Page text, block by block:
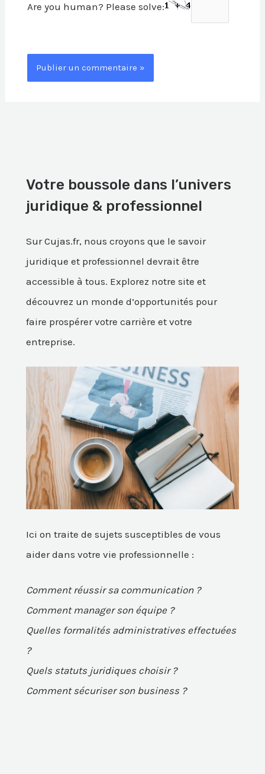
Are you human? Please solve:
Votre boussole dans l’univers
juridique & professionnel
Sur Cujas.fr, nous croyons que le savoir
juridique et professionnel devrait être
accessible à tous. Explorez notre site et
découvrez un monde d’opportunités pour
faire prospérer votre carrière et votre
entreprise.
Ici on traite de sujets susceptibles de vous
aider dans votre vie professionnelle :
Comment réussir sa communication ?
Comment manager son équipe ?
Quelles formalités administratives effectuées
?
Quels statuts juridiques choisir ?
Comment sécuriser son business ?